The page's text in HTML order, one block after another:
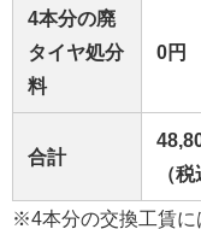
4本分の廃
タイヤ処分
料
0円
合計
（税
※4本分の交換工賃に